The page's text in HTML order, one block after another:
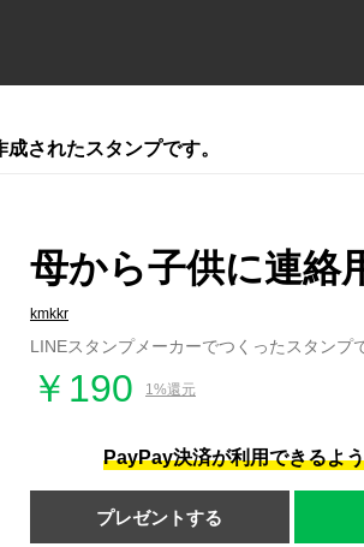
されたスタンプです。
母から子供に連絡
kmkkr
LINEスタンプメーカーでつくったスタンプ
￥190 1%還元
PayPay決済が利用できるよ
プレゼントする